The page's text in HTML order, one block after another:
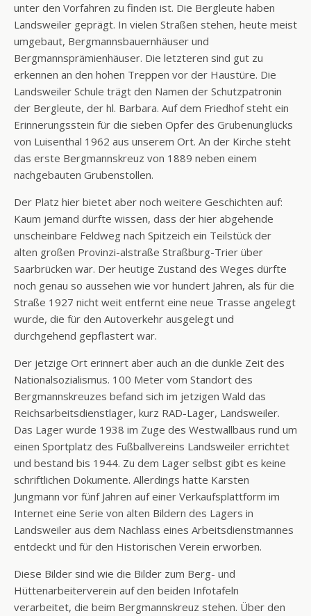
unter den Vorfahren zu finden ist. Die Bergleute haben
Landsweiler geprägt. In vielen Straßen stehen, heute meist
umgebaut, Bergmannsbauernhäuser und
Bergmannsprämienhäuser. Die letzteren sind gut zu
erkennen an den hohen Treppen vor der Haustüre. Die
Landsweiler Schule trägt den Namen der Schutzpatronin
der Bergleute, der hl. Barbara. Auf dem Friedhof steht ein
Erinnerungsstein für die sieben Opfer des Grubenunglücks
von Luisenthal 1962 aus unserem Ort. An der Kirche steht
das erste Bergmannskreuz von 1889 neben einem
nachgebauten Grubenstollen.
Der Platz hier bietet aber noch weitere Geschichten auf:
Kaum jemand dürfte wissen, dass der hier abgehende
unscheinbare Feldweg nach Spitzeich ein Teilstück der
alten großen Provinzi-alstraße Straßburg-Trier über
Saarbrücken war. Der heutige Zustand des Weges dürfte
noch genau so aussehen wie vor hundert Jahren, als für die
Straße 1927 nicht weit entfernt eine neue Trasse angelegt
wurde, die für den Autoverkehr ausgelegt und
durchgehend gepflastert war.
Der jetzige Ort erinnert aber auch an die dunkle Zeit des
Nationalsozialismus. 100 Meter vom Standort des
Bergmannskreuzes befand sich im jetzigen Wald das
Reichsarbeitsdienstlager, kurz RAD-Lager, Landsweiler.
Das Lager wurde 1938 im Zuge des Westwallbaus rund um
einen Sportplatz des Fußballvereins Landsweiler errichtet
und bestand bis 1944. Zu dem Lager selbst gibt es keine
schriftlichen Dokumente. Allerdings hatte Karsten
Jungmann vor fünf Jahren auf einer Verkaufsplattform im
Internet eine Serie von alten Bildern des Lagers in
Landsweiler aus dem Nachlass eines Arbeitsdienstmannes
entdeckt und für den Historischen Verein erworben.
Diese Bilder sind wie die Bilder zum Berg- und
Hüttenarbeiterverein auf den beiden Infotafeln
verarbeitet, die beim Bergmannskreuz stehen. Über den